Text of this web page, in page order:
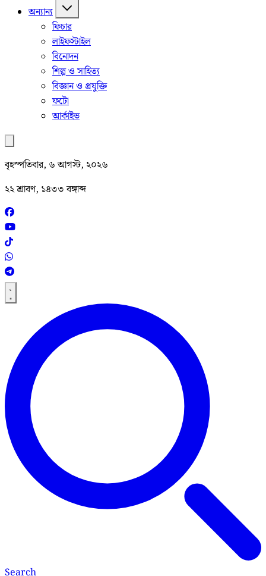
অন্যান্য
ফিচার
লাইফস্টাইল
বিনোদন
শিল্প ও সাহিত্য
বিজ্ঞান ও প্রযুক্তি
ফটো
আর্কাইভ
বৃহস্পতিবার, ৬ আগস্ট, ২০২৬
২২ শ্রাবণ, ১৪৩৩ বঙ্গাব্দ
Search